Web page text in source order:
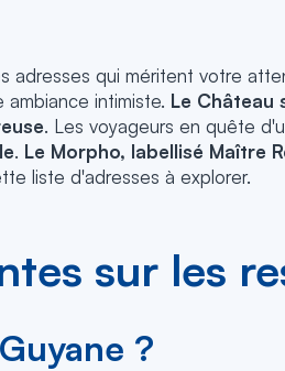
qui méritent votre
ambiance intimiste. Le Château
. Les voyageurs en quête
. Le Morpho, labellisé Maître
liste d'adresses à explorer.
sur les
?